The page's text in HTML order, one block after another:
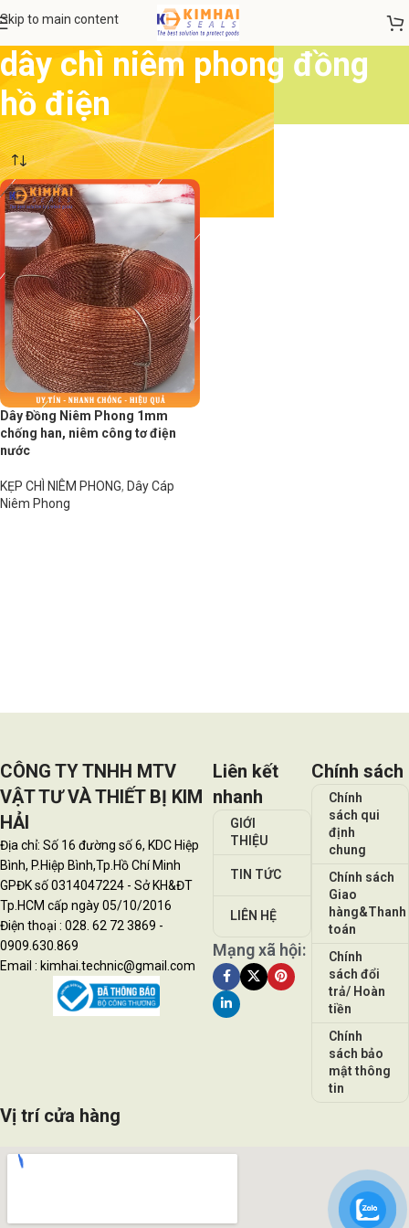
Skip to main content
dây chì niêm phong đồng
hồ điện
Dây Đồng Niêm Phong 1mm
chống han, niêm công tơ điện
nước
KẸP CHÌ NIÊM PHONG, Dây Cáp
Niêm Phong
CÔNG TY TNHH MTV
VẬT TƯ VÀ THIẾT BỊ KIM
HẢI
Địa chỉ: Số 16 đường số 6, KDC Hiệp
Bình, P.Hiệp Bình,Tp.Hồ Chí Minh
GPĐK số 0314047224 - Sở KH&ĐT
Tp.HCM cấp ngày 05/10/2016
Điện thoại : 028. 62 72 3869 -
0909.630.869
Email : kimhai.technic@gmail.com
Liên kết
nhanh
GIỚI
THIỆU
TIN TỨC
LIÊN HỆ
Mạng xã hội:
Chính sách
Chính
sách qui
định
chung
Chính sách
Giao
hàng&Thanh
toán
Chính
sách đổi
trả/ Hoàn
tiền
Chính
sách bảo
mật thông
tin
Vị trí cửa hàng